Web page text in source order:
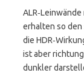
erhalten so
die
ist aber
dunkler